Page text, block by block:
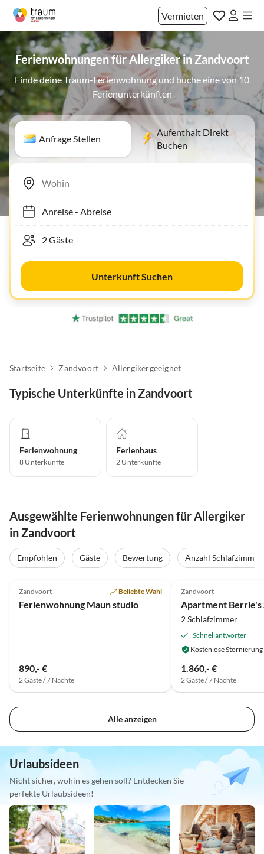
Vermieten
Ferienwohnungen für Allergiker in Zandvoort
Finde deine Traum-Ferienwohnung und buche eine von 10
Ferienunterkünften
Anfrage Stellen
Aufenthalt Direkt
Buchen
Anreise- Abreise
Unterkunft Suchen
Startseite Zandvoort Allergikergeeignet
Typische Unterkünfte in Zandvoort
Ferienwohnung
8 Unterkünfte
Ferienhaus
2 Unterkünfte
Ausgewählte Ferienwohnungen für Allergiker
in Zandvoort
Empfohlen Gäste Bewertung Anzahl Schlafzimmer
Zandvoort Beliebte Wahl
Ferienwohnung Maun studio
890,- €
2 Gäste / 7 Nächte
Zandvoort
Apartment Berrie's
2 Schlafzimmer
Schnellantworter
Kostenlose Stornierung
1.860,- €
2 Gäste / 7 Nächte
Alle anzeigen
Urlaubsideen
Nicht sicher, wohin es gehen soll? Entdecken Sie
perfekte Urlaubsideen!